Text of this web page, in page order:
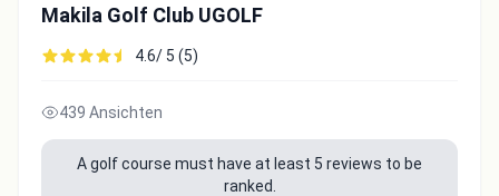
Makila Golf Club UGOLF
4.6/ 5 (5)
439 Ansichten
A golf course must have at least 5 reviews to be
ranked.